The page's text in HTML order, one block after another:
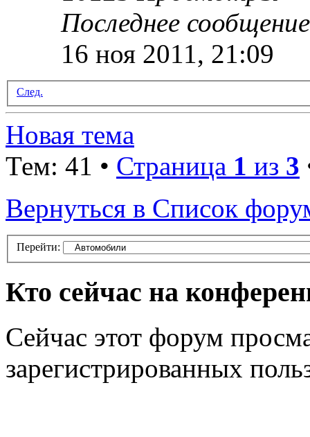
Последнее
16 ноя 2011, 21:09
След.
Новая тема
Тем: 41 • Страница 1 из 3
Вернуться в Список
Перейти:
Кто сейчас на
Сейчас этот форум
зарегистрированных